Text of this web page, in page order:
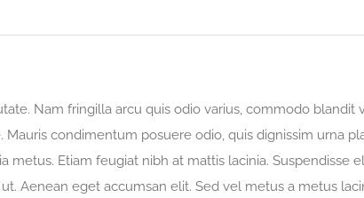
Nam fringilla arcu quis odio varius, commodo blandit
Mauris condimentum posuere odio, quis dignissim urna
metus. Etiam feugiat nibh at mattis lacinia. Suspendisse
Aenean eget accumsan elit. Sed vel metus a metus